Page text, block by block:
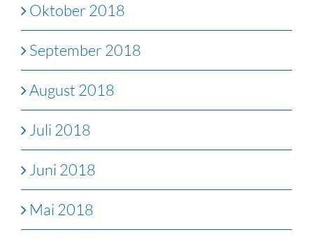
Oktober 2018
September 2018
August 2018
Juli 2018
Juni 2018
Mai 2018